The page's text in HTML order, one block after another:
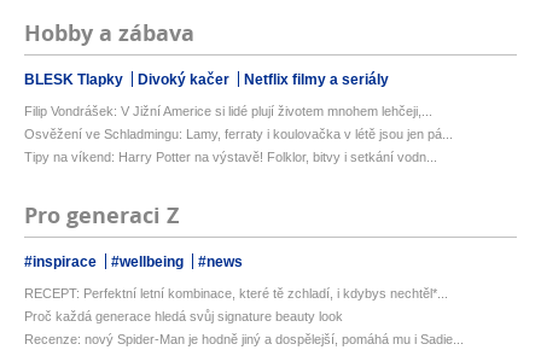
Hobby a zábava
BLESK Tlapky Divoký kačer Netflix filmy a seriály
Filip Vondrášek: V Jižní Americe si lidé plují životem mnohem lehčeji,...
Osvěžení ve Schladmingu: Lamy, ferraty i koulovačka v létě jsou jen pá...
Tipy na víkend: Harry Potter na výstavě! Folklor, bitvy i setkání vodn...
Pro generaci Z
#inspirace #wellbeing #news
RECEPT: Perfektní letní kombinace, které tě zchladí, i kdybys nechtěl*...
Proč každá generace hledá svůj signature beauty look
Recenze: nový Spider-Man je hodně jiný a dospělejší, pomáhá mu i Sadie...